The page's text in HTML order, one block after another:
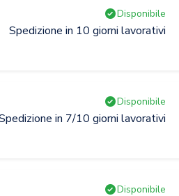
Disponibile
Spedizione in 10 giorni lavorativi
Disponibile
in 7/10 giorni lavorativi
Disponibile